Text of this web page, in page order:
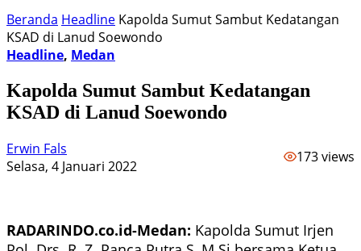
Beranda Headline Kapolda Sumut Sambut Kedatangan
KSAD di Lanud Soewondo
Headline, Medan
Kapolda Sumut Sambut Kedatangan
KSAD di Lanud Soewondo
Erwin Fals
Selasa, 4 Januari 2022
173 views
RADARINDO.co.id-Medan: Kapolda Sumut Irjen